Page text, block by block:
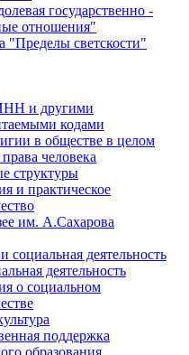
государственно -
отношения"
"Пределы светскости"
и другими
кодами
в обществе в целом
человека
структуры
и практическое
им. А.Сахарова
социальная деятельность
деятельность
о социальном
поддержка
образования